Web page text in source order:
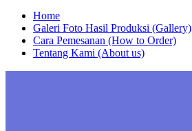
Home
Galeri Foto Hasil Produksi (Gallery)
Cara Pemesanan (How to Order)
Tentang Kami (About us)